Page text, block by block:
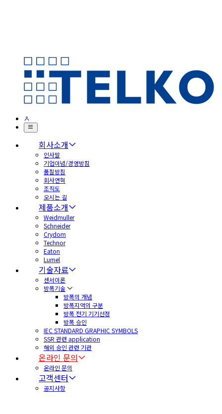
회사소개
인사말
기업이념/경영방침
품질방침
회사연혁
조직도
오시는 길
제품소개
Weidmuller
Schneider
Crydom
Technor
Eaton
Lumel
기술자료
센서이론
방폭기술
방폭의 개념
방폭지역의 구분
방폭 전기 기기선정
방폭 승인
IEC STANDARD GRAPHIC SYMBOLS
SSR 관련 application
해외 승인 관련 기관
온라인 문의
온라인 문의
고객센터
공지사항